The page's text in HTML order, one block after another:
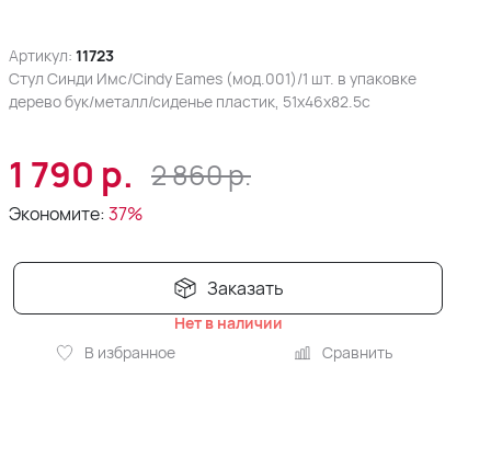
Артикул: 11723
Стул Синди Имс/Cindy Eames (мод.001)/1 шт. в упаковке
дерево бук/металл/сиденье пластик, 51х46х82.5с
1 790 р. 2 860р.
Экономите:37%
Заказать
Нет в наличии
В избранное
Сравнить